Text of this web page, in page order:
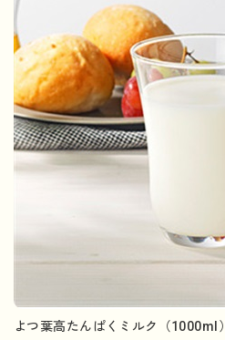
よつ葉高たんぱくミルク（1000ml）